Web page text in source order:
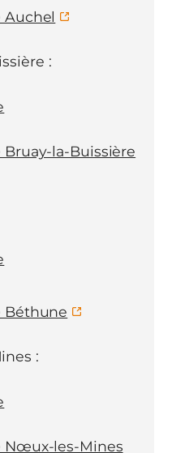
Auchel
:
la-Buissière
Béthune
:
Nœux-les-Mines